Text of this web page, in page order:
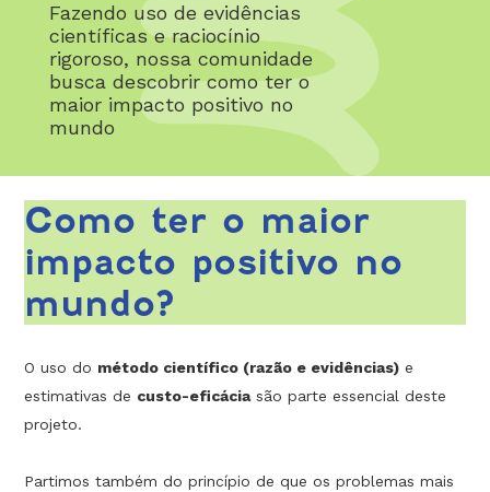
Fazendo uso de evidências
científicas e raciocínio
rigoroso, nossa comunidade
busca descobrir como ter o
maior impacto positivo no
mundo
Como ter o maior
impacto positivo no
mundo?
O uso do método científico (razão e evidências) e
estimativas de custo-eficáciasão parte essencial deste
projeto.
Partimos também do princípio de que os problemas mais